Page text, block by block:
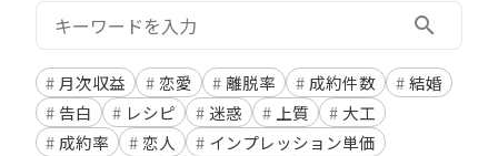
検索: search
月次収益 恋愛 離脱率 成約件数
結婚
告白
レシピ 迷惑 上質
大工
成約率
恋人
インプレッション単価